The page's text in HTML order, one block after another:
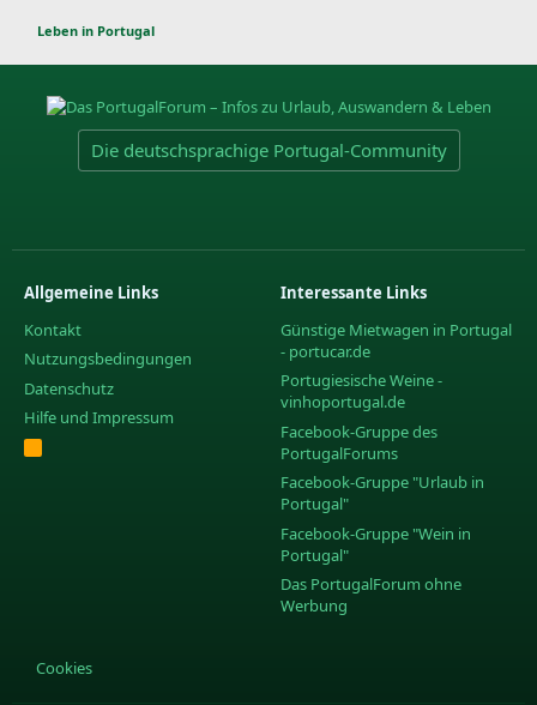
Leben in Portugal
Die deutschsprachige Portugal-Community
Allgemeine Links
Kontakt
Nutzungsbedingungen
Datenschutz
Hilfe und Impressum
R
S
Interessante Links
Günstige Mietwagen in Portugal
- portucar.de
Portugiesische Weine -
vinhoportugal.de
Facebook-Gruppe des
PortugalForums
Facebook-Gruppe "Urlaub in
Portugal"
Facebook-Gruppe "Wein in
Portugal"
Das PortugalForum ohne
Werbung
Cookies